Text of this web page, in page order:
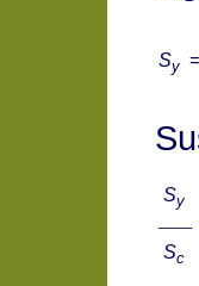
Sy
Sy
Sc